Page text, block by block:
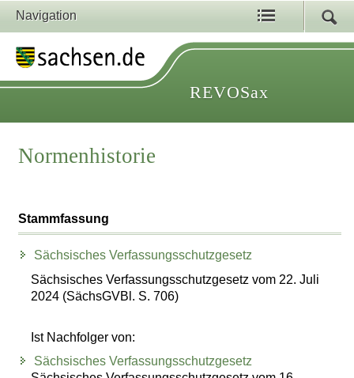
Navigation
REVOSax
Normenhistorie
Stammfassung
Sächsisches Verfassungsschutzgesetz
Sächsisches Verfassungsschutzgesetz vom 22. Juli
2024 (SächsGVBl. S. 706)
Ist Nachfolger von:
Sächsisches Verfassungsschutzgesetz